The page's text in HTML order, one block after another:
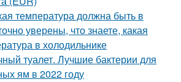
температура должна быть в
уверены, что знаете, какая
в холодильнике
туалет. Лучшие бактерии для
ям в 2022 году